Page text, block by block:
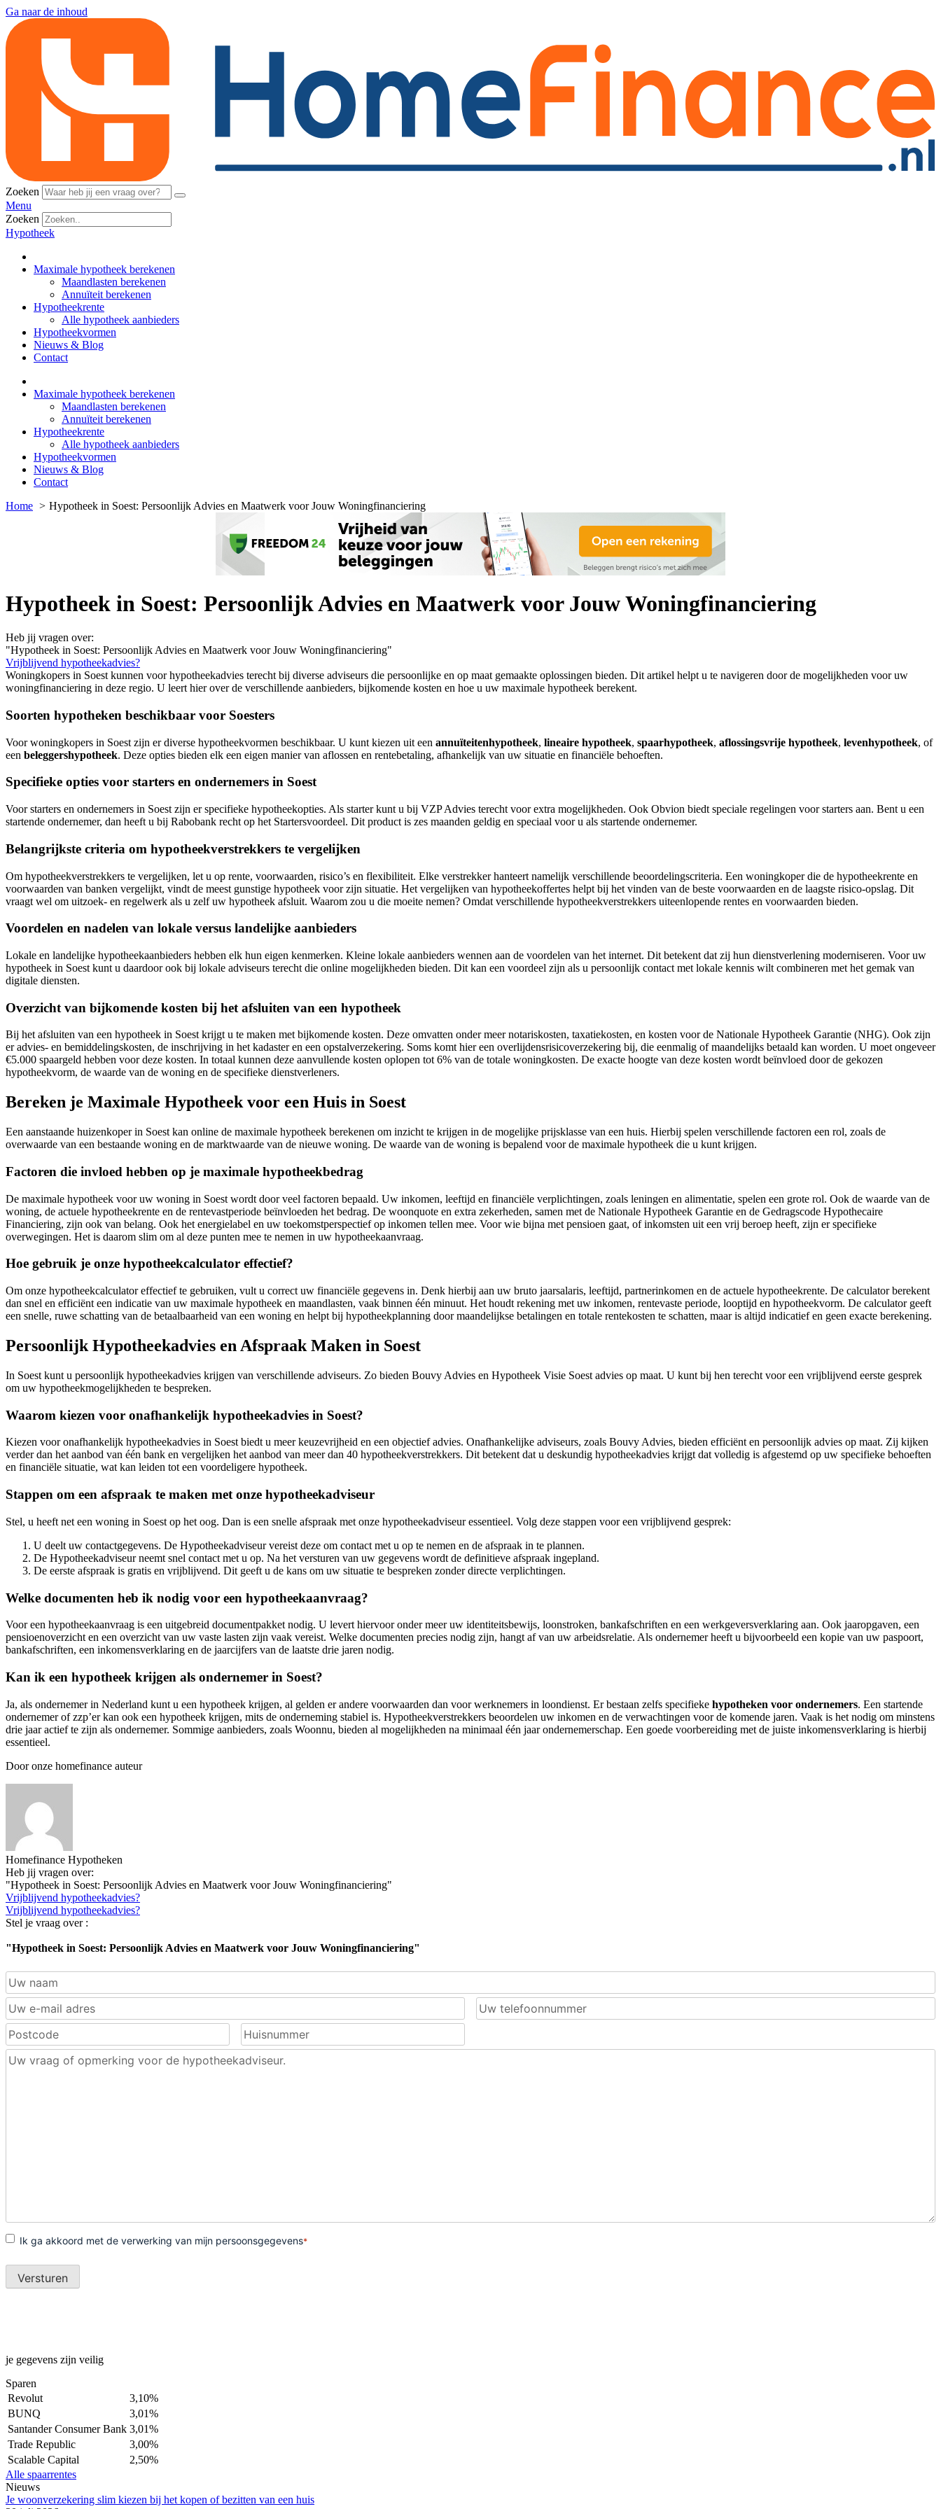
Ga naar de inhoud
Zoeken
Menu
Zoeken
Hypotheek
Maximale hypotheek berekenen
Maandlasten berekenen
Annuïteit berekenen
Hypotheekrente
Alle hypotheek aanbieders
Hypotheekvormen
Nieuws & Blog
Contact
Maximale hypotheek berekenen
Maandlasten berekenen
Annuïteit berekenen
Hypotheekrente
Alle hypotheek aanbieders
Hypotheekvormen
Nieuws & Blog
Contact
Home
Hypotheek in Soest: Persoonlijk Advies en Maatwerk voor Jouw Woningfinanciering
Hypotheek in Soest: Persoonlijk Advies en Maatwerk voor Jouw Woningfinanciering
Heb jij vragen over:
"Hypotheek in Soest: Persoonlijk Advies en Maatwerk voor Jouw Woningfinanciering"
Vrijblijvend hypotheekadvies?
Woningkopers in Soest kunnen voor hypotheekadvies terecht bij diverse adviseurs die persoonlijke en op maat gemaakte oplossingen bieden. Dit artikel helpt u te navigeren door de mogelijkheden voor uw
woningfinanciering in deze regio. U leert hier over de verschillende aanbieders, bijkomende kosten en hoe u uw maximale hypotheek berekent.
Soorten hypotheken beschikbaar voor Soesters
Voor woningkopers in Soest zijn er diverse hypotheekvormen beschikbaar. U kunt kiezen uit een annuïteitenhypotheek, lineaire hypotheek, spaarhypotheek, aflossingsvrije hypotheek, levenhypotheek, of
een beleggershypotheek. Deze opties bieden elk een eigen manier van aflossen en rentebetaling, afhankelijk van uw situatie en financiële behoeften.
Specifieke opties voor starters en ondernemers in Soest
Voor starters en ondernemers in Soest zijn er specifieke hypotheekopties. Als starter kunt u bij VZP Advies terecht voor extra mogelijkheden. Ook Obvion biedt speciale regelingen voor starters aan. Bent u een
startende ondernemer, dan heeft u bij Rabobank recht op het Startersvoordeel. Dit product is zes maanden geldig en speciaal voor u als startende ondernemer.
Belangrijkste criteria om hypotheekverstrekkers te vergelijken
Om hypotheekverstrekkers te vergelijken, let u op rente, voorwaarden, risico’s en flexibiliteit. Elke verstrekker hanteert namelijk verschillende beoordelingscriteria. Een woningkoper die de hypotheekrente en
voorwaarden van banken vergelijkt, vindt de meest gunstige hypotheek voor zijn situatie. Het vergelijken van hypotheekoffertes helpt bij het vinden van de beste voorwaarden en de laagste risico-opslag. Dit
vraagt wel om uitzoek- en regelwerk als u zelf uw hypotheek afsluit. Waarom zou u die moeite nemen? Omdat verschillende hypotheekverstrekkers uiteenlopende rentes en voorwaarden bieden.
Voordelen en nadelen van lokale versus landelijke aanbieders
Lokale en landelijke hypotheekaanbieders hebben elk hun eigen kenmerken. Kleine lokale aanbieders wennen aan de voordelen van het internet. Dit betekent dat zij hun dienstverlening moderniseren. Voor uw
hypotheek in Soest kunt u daardoor ook bij lokale adviseurs terecht die online mogelijkheden bieden. Dit kan een voordeel zijn als u persoonlijk contact met lokale kennis wilt combineren met het gemak van
digitale diensten.
Overzicht van bijkomende kosten bij het afsluiten van een hypotheek
Bij het afsluiten van een hypotheek in Soest krijgt u te maken met bijkomende kosten. Deze omvatten onder meer notariskosten, taxatiekosten, en kosten voor de Nationale Hypotheek Garantie (NHG). Ook zijn
er advies- en bemiddelingskosten, de inschrijving in het kadaster en een opstalverzekering. Soms komt hier een overlijdensrisicoverzekering bij, die eenmalig of maandelijks betaald kan worden. U moet ongeveer
€5.000 spaargeld hebben voor deze kosten. In totaal kunnen deze aanvullende kosten oplopen tot 6% van de totale woningkosten. De exacte hoogte van deze kosten wordt beïnvloed door de gekozen
hypotheekvorm, de waarde van de woning en de specifieke dienstverleners.
Bereken je Maximale Hypotheek voor een Huis in Soest
Een aanstaande huizenkoper in Soest kan online de maximale hypotheek berekenen om inzicht te krijgen in de mogelijke prijsklasse van een huis. Hierbij spelen verschillende factoren een rol, zoals de
overwaarde van een bestaande woning en de marktwaarde van de nieuwe woning. De waarde van de woning is bepalend voor de maximale hypotheek die u kunt krijgen.
Factoren die invloed hebben op je maximale hypotheekbedrag
De maximale hypotheek voor uw woning in Soest wordt door veel factoren bepaald. Uw inkomen, leeftijd en financiële verplichtingen, zoals leningen en alimentatie, spelen een grote rol. Ook de waarde van de
woning, de actuele hypotheekrente en de rentevastperiode beïnvloeden het bedrag. De woonquote en extra zekerheden, samen met de Nationale Hypotheek Garantie en de Gedragscode Hypothecaire
Financiering, zijn ook van belang. Ook het energielabel en uw toekomstperspectief op inkomen tellen mee. Voor wie bijna met pensioen gaat, of inkomsten uit een vrij beroep heeft, zijn er specifieke
overwegingen. Het is daarom slim om al deze punten mee te nemen in uw hypotheekaanvraag.
Hoe gebruik je onze hypotheekcalculator effectief?
Om onze hypotheekcalculator effectief te gebruiken, vult u correct uw financiële gegevens in. Denk hierbij aan uw bruto jaarsalaris, leeftijd, partnerinkomen en de actuele hypotheekrente. De calculator berekent
dan snel en efficiënt een indicatie van uw maximale hypotheek en maandlasten, vaak binnen één minuut. Het houdt rekening met uw inkomen, rentevaste periode, looptijd en hypotheekvorm. De calculator geeft
een snelle, ruwe schatting van de betaalbaarheid van een woning en helpt bij hypotheekplanning door maandelijkse betalingen en totale rentekosten te schatten, maar is altijd indicatief en geen exacte berekening.
Persoonlijk Hypotheekadvies en Afspraak Maken in Soest
In Soest kunt u persoonlijk hypotheekadvies krijgen van verschillende adviseurs. Zo bieden Bouvy Advies en Hypotheek Visie Soest advies op maat. U kunt bij hen terecht voor een vrijblijvend eerste gesprek
om uw hypotheekmogelijkheden te bespreken.
Waarom kiezen voor onafhankelijk hypotheekadvies in Soest?
Kiezen voor onafhankelijk hypotheekadvies in Soest biedt u meer keuzevrijheid en een objectief advies. Onafhankelijke adviseurs, zoals Bouvy Advies, bieden efficiënt en persoonlijk advies op maat. Zij kijken
verder dan het aanbod van één bank en vergelijken het aanbod van meer dan 40 hypotheekverstrekkers. Dit betekent dat u deskundig hypotheekadvies krijgt dat volledig is afgestemd op uw specifieke behoeften
en financiële situatie, wat kan leiden tot een voordeligere hypotheek.
Stappen om een afspraak te maken met onze hypotheekadviseur
Stel, u heeft net een woning in Soest op het oog. Dan is een snelle afspraak met onze hypotheekadviseur essentieel. Volg deze stappen voor een vrijblijvend gesprek:
U deelt uw contactgegevens. De Hypotheekadviseur vereist deze om contact met u op te nemen en de afspraak in te plannen.
De Hypotheekadviseur neemt snel contact met u op. Na het versturen van uw gegevens wordt de definitieve afspraak ingepland.
De eerste afspraak is gratis en vrijblijvend. Dit geeft u de kans om uw situatie te bespreken zonder directe verplichtingen.
Welke documenten heb ik nodig voor een hypotheekaanvraag?
Voor een hypotheekaanvraag is een uitgebreid documentpakket nodig. U levert hiervoor onder meer uw identiteitsbewijs, loonstroken, bankafschriften en een werkgeversverklaring aan. Ook jaaropgaven, een
pensioenoverzicht en een overzicht van uw vaste lasten zijn vaak vereist. Welke documenten precies nodig zijn, hangt af van uw arbeidsrelatie. Als ondernemer heeft u bijvoorbeeld een kopie van uw paspoort,
bankafschriften, een inkomensverklaring en de jaarcijfers van de laatste drie jaren nodig.
Kan ik een hypotheek krijgen als ondernemer in Soest?
Ja, als ondernemer in Nederland kunt u een hypotheek krijgen, al gelden er andere voorwaarden dan voor werknemers in loondienst. Er bestaan zelfs specifieke hypotheken voor ondernemers. Een startende
ondernemer of zzp’er kan ook een hypotheek krijgen, mits de onderneming stabiel is. Hypotheekverstrekkers beoordelen uw inkomen en de verwachtingen voor de komende jaren. Vaak is het nodig om minstens
drie jaar actief te zijn als ondernemer. Sommige aanbieders, zoals Woonnu, bieden al mogelijkheden na minimaal één jaar ondernemerschap. Een goede voorbereiding met de juiste inkomensverklaring is hierbij
essentieel.
Door onze homefinance auteur
Homefinance Hypotheken
Heb jij vragen over:
"Hypotheek in Soest: Persoonlijk Advies en Maatwerk voor Jouw Woningfinanciering"
Vrijblijvend hypotheekadvies?
Vrijblijvend hypotheekadvies?
Stel je vraag over :
"Hypotheek in Soest: Persoonlijk Advies en Maatwerk voor Jouw Woningfinanciering"
je gegevens zijn veilig
Sparen
Revolut
3,10%
BUNQ
3,01%
Santander Consumer Bank 3,01%
Trade Republic
3,00%
Scalable Capital
2,50%
Alle spaarrentes
Nieuws
Je woonverzekering slim kiezen bij het kopen of bezitten van een huis